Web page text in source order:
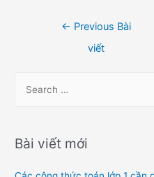
← Previous Bài
viết
r
h
Bài viết mới